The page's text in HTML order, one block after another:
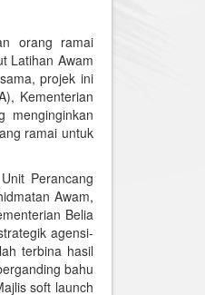
orang ramai
Latihan Awam
projek ini
Kementerian
menginginkan
ramai untuk
Perancang
Awam,
Belia
agensi-
terbina hasil
bahu
soft launch